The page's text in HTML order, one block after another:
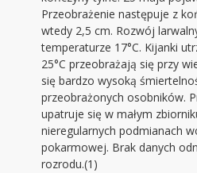
Przeobrażenie następuje z
wtedy 2,5 cm. Rozwój
temperaturze 17°C. Kijanki
25°C przeobrażają się przy
się bardzo wysoką
przeobrażonych osobników.
upatruje się w małym
nieregularnych podmianach
pokarmowej. Brak danych
rozrodu.(1)